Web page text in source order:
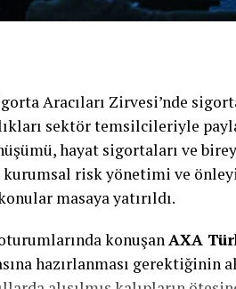
Aracıları Zirvesi’nde
sektör temsilcileriyle
hayat sigortaları ve
risk yönetimi ve
masaya yatırıldı.
konuşanAXA
hazırlanması gerektiğinin